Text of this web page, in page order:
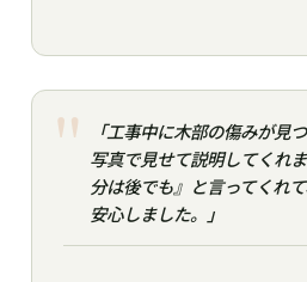
「工事中に木部の傷みが見
写真で見せて説明してくれ
分は後でも』と言ってくれ
安心しました。」